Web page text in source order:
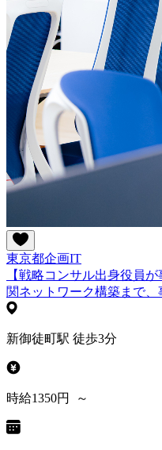
東京都企画IT
【戦略コンサル出身役員
関ネットワーク構築まで
新御徒町駅 徒歩3分
時給1350円 ～